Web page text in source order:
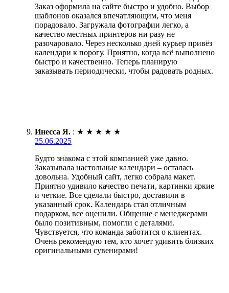
Заказ оформила на сайте быстро и удобно. Выбор
шаблонов оказался впечатляющим, что меня
порадовало. Загружала фотографии легко, а
качество местных принтеров ни разу не
разочаровало. Через несколько дней курьер привёз
календари к порогу. Приятно, когда всё выполнено
быстро и качественно. Теперь планирую
заказывать периодически, чтобы радовать родных.
Инесса Я. : ★ ★ ★ ★ ★
25.06.2025
Будто знакома с этой компанией уже давно.
Заказывала настольные календари – осталась
довольна. Удобный сайт, легко собрала макет.
Приятно удивило качество печати, картинки яркие
и четкие. Все сделали быстро, доставили в
указанный срок. Календарь стал отличным
подарком, все оценили. Общение с менеджерами
было позитивным, помогли с деталями.
Чувствуется, что команда заботится о клиентах.
Очень рекомендую тем, кто хочет удивить близких
оригинальными сувенирами!